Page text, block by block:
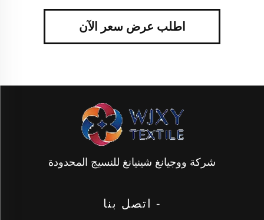
اطلب عرض سعر الآن
شركة ووجيانغ شينيانغ للنسيج المحدودة
- اتصل بنا